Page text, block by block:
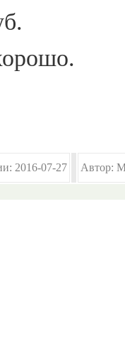
2016-07-27 Автор: